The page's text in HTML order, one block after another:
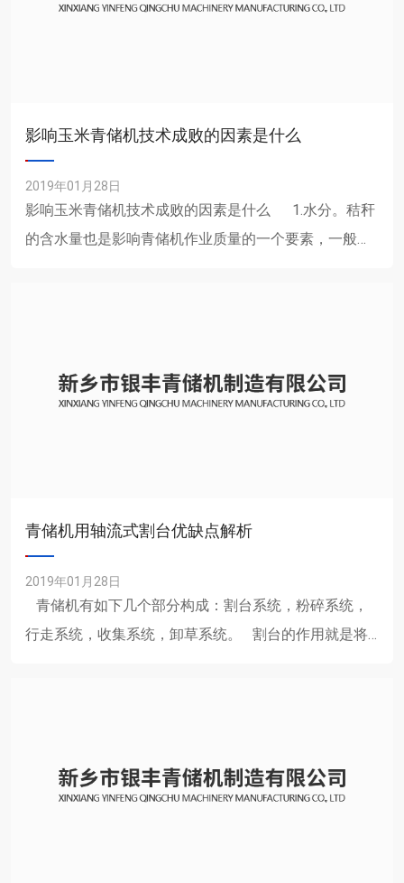
影响玉米青储机技术成败的因素是什么
2019年01月28日
影响玉米青储机技术成败的因素是什么 1.水分。秸秆
的含水量也是影响青储机作业质量的一个要素，一般情
青储机用轴流式割台优缺点解析
2019年01月28日
青储机有如下几个部分构成：割台系统，粉碎系统，
行走系统，收集系统，卸草系统。 割台的作用就是将